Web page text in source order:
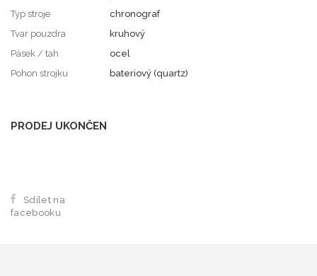
Typ stroje
chronograf
Tvar pouzdra
kruhový
Pásek / tah
ocel
Pohon strojku
bateriový (quartz)
PRODEJ UKONČEN
Sdílet na
facebooku